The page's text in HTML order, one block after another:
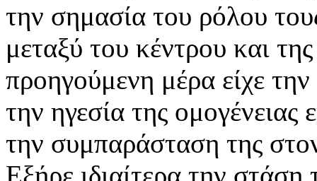
την σημασία του ρόλου
μεταξύ του κέντρου και
προηγούμενη μέρα είχε
την ηγεσία της
την συμπαράσταση της